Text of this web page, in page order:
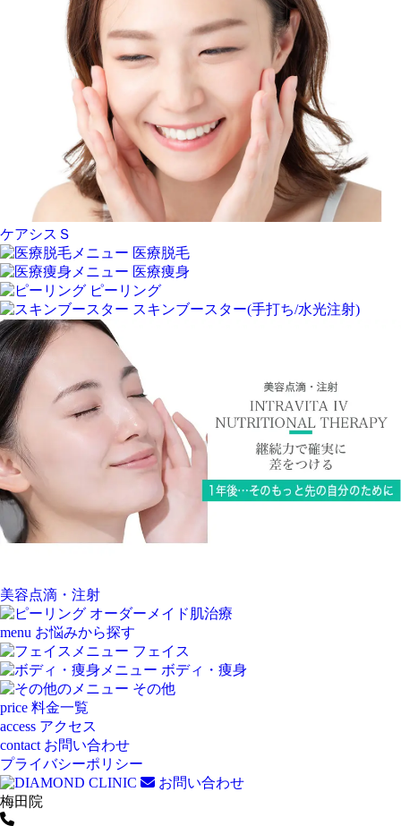
ケアシスＳ
医療脱毛
医療痩身
ピーリング
スキンブースター(手打ち/水光注射)
美容点滴・注射
オーダーメイド肌治療
menu お悩みから探す
フェイス
ボディ・痩身
その他
price 料金一覧
access アクセス
contact お問い合わせ
プライバシーポリシー
お問い合わせ
梅田院